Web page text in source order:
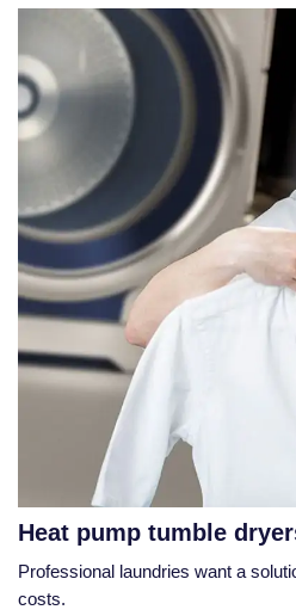
Heat pump tumble
Professional laundries want a
costs.